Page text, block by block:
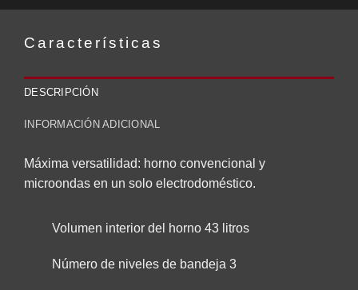
Características
DESCRIPCIÓN
INFORMACIÓN ADICIONAL
Máxima versatilidad: horno convencional y
microondas en un solo electrodoméstico.
Volumen interior del horno 43 litros
Número de niveles de bandeja 3